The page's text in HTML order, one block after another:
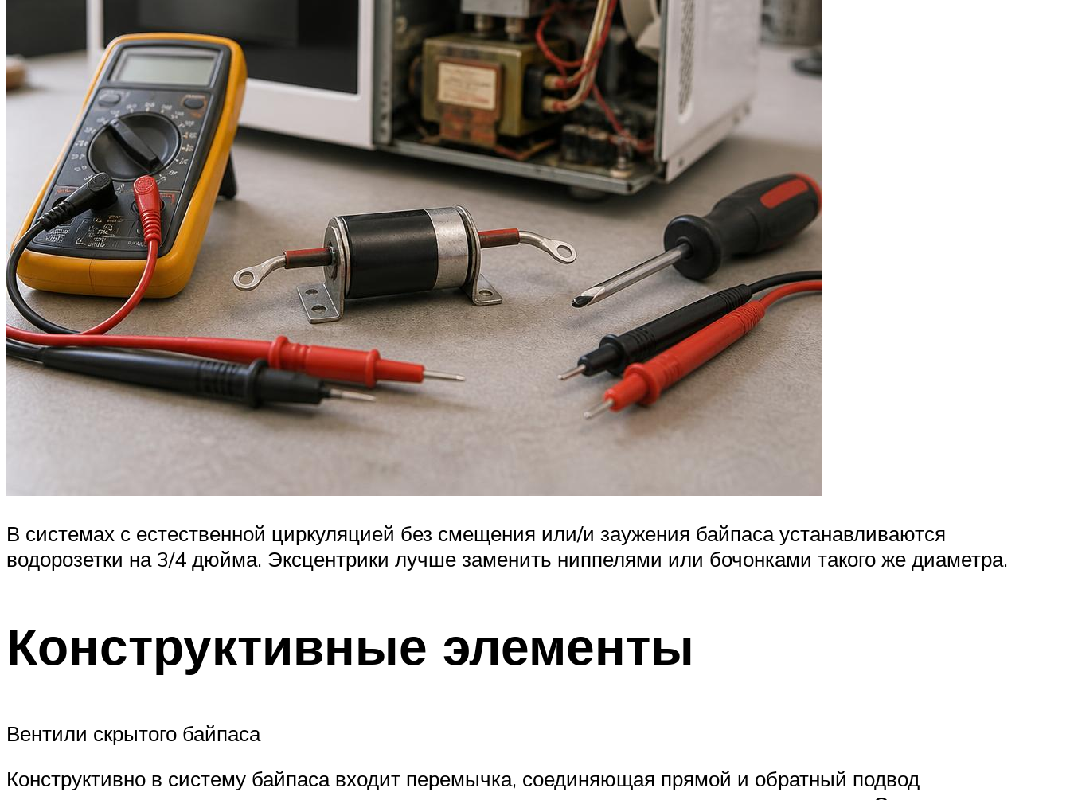
В системах с естественной циркуляцией без смещения или/и заужения байпаса устанавливаются
водорозетки на 3/4 дюйма. Эксцентрики лучше заменить ниппелями или бочонками такого же диаметра.
Конструктивные элементы
Вентили скрытого байпаса
Конструктивно в систему байпаса входит перемычка, соединяющая прямой и обратный подвод